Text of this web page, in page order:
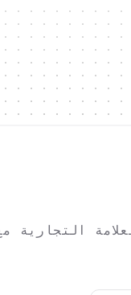
التجارية